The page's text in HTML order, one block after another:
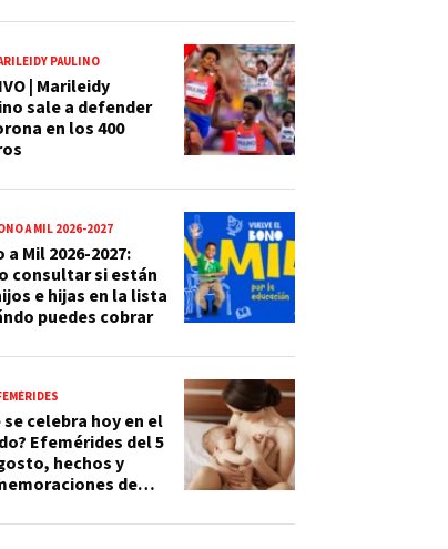
PAULINO
| Marileidy
sale a defender
en los 400
A MIL 2026-2027
a Mil 2026-2027:
consultar si están
e hijas en la lista
puedes cobrar
se celebra hoy en el
Efemérides del 5
hechos y
de